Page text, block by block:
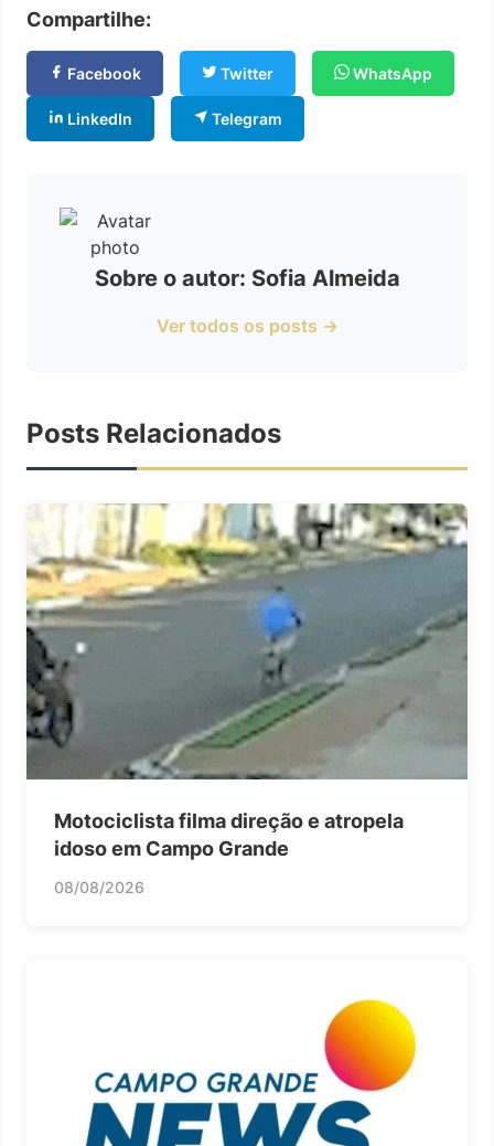
Compartilhe:
Facebook Twitter WhatsApp
LinkedIn Telegram
Sobre o autor: Sofia Almeida
Ver todos os posts →
Posts Relacionados
Motociclista filma direção e atropela
idoso em Campo Grande
08/08/2026